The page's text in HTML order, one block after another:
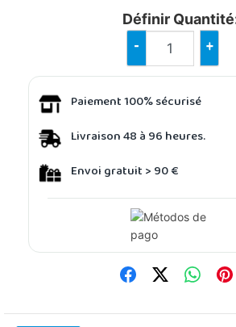
Définir
- +
Paiement 100% sécurisé
Livraison 48 à 96 heures.
Envoi gratuit > 90 €